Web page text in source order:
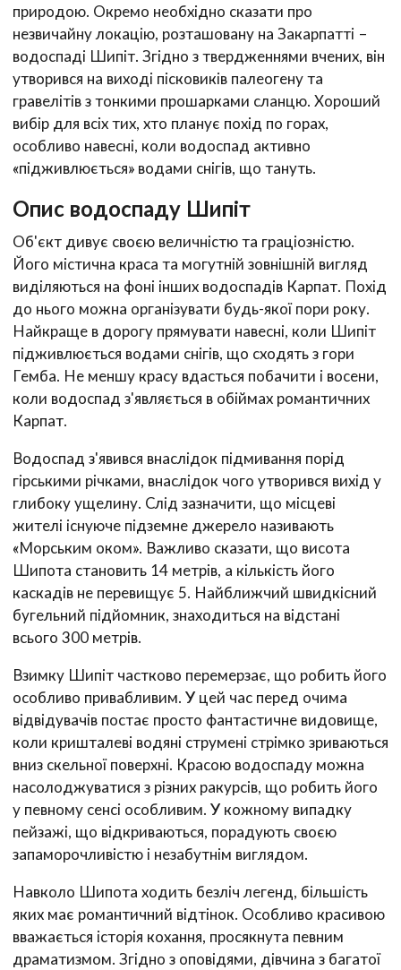
природою. Окремо необхідно сказати про
незвичайну локацію, розташовану на Закарпатті –
водоспаді Шипіт. Згідно з твердженнями вчених, він
утворився на виході пісковиків палеогену та
гравелітів з тонкими прошарками сланцю. Хороший
вибір для всіх тих, хто планує похід по горах,
особливо навесні, коли водоспад активно
«підживлюється» водами снігів, що тануть.
Опис водоспаду Шипіт
Об'єкт дивує своєю величністю та граціозністю.
Його містична краса та могутній зовнішній вигляд
виділяються на фоні інших водоспадів Карпат. Похід
до нього можна організувати будь-якої пори року.
Найкраще в дорогу прямувати навесні, коли Шипіт
підживлюється водами снігів, що сходять з гори
Гемба. Не меншу красу вдасться побачити і восени,
коли водоспад з'являється в обіймах романтичних
Карпат.
Водоспад з'явився внаслідок підмивання порід
гірськими річками, внаслідок чого утворився вихід у
глибоку ущелину. Слід зазначити, що місцеві
жителі існуюче підземне джерело називають
«Морським оком». Важливо сказати, що висота
Шипота становить 14 метрів, а кількість його
каскадів не перевищує 5. Найближчий швидкісний
бугельний підйомник, знаходиться на відстані
всього 300 метрів.
Взимку Шипіт частково перемерзає, що робить його
особливо привабливим. У цей час перед очима
відвідувачів постає просто фантастичне видовище,
коли кришталеві водяні струмені стрімко зриваються
вниз скельної поверхні. Красою водоспаду можна
насолоджуватися з різних ракурсів, що робить його
у певному сенсі особливим. У кожному випадку
пейзажі, що відкриваються, порадують своєю
запаморочливістю і незабутнім виглядом.
Навколо Шипота ходить безліч легенд, більшість
яких має романтичний відтінок. Особливо красивою
вважається історія кохання, просякнута певним
драматизмом. Згідно з оповідями, дівчина з багатої